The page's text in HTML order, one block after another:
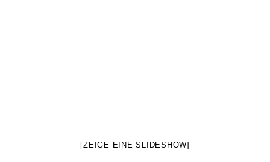
[ZEIGE EINE SLIDESHOW]